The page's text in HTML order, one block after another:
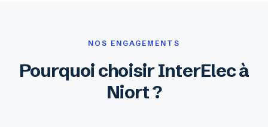
NOS ENGAGEMENTS
Pourquoi choisir InterElec à
Niort ?